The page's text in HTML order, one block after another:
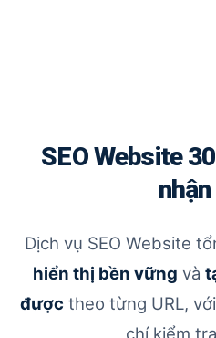
SEO Website
Dịch vụ SEO Website
hiển thị bền vững và
được theo từng URL,
chí kiểm